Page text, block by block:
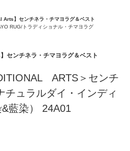
】センチネラ・チマヨラグ＆ベスト
RUG/トラディショナル・チマヨラグ
ンチネラ・チマヨラグ＆ベスト
ARTS＞センチ
チュラルダイ・インディ
藍染） 24A01